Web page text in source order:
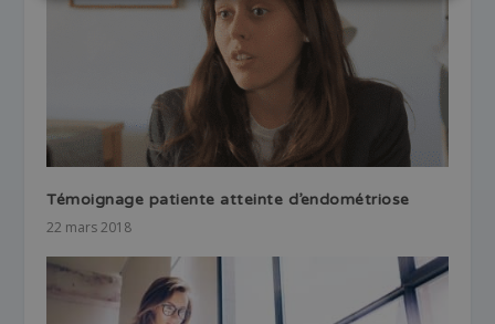
Témoignage patiente atteinte d’endométriose
22 mars 2018